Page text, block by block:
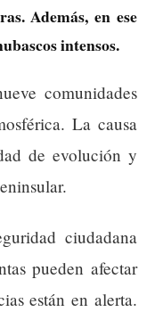
Además, en ese
intensos.
comunidades
La causa
de evolución y
ciudadana
pueden afectar
están en alerta.